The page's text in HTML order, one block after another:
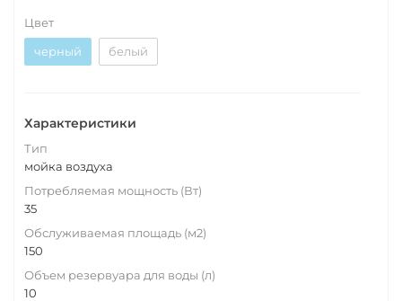
Цвет
черный
белый
Характеристики
Тип
мойка воздуха
Потребляемая мощность (Вт)
35
Обслуживаемая площадь (м2)
150
Объем резервуара для воды (л)
10